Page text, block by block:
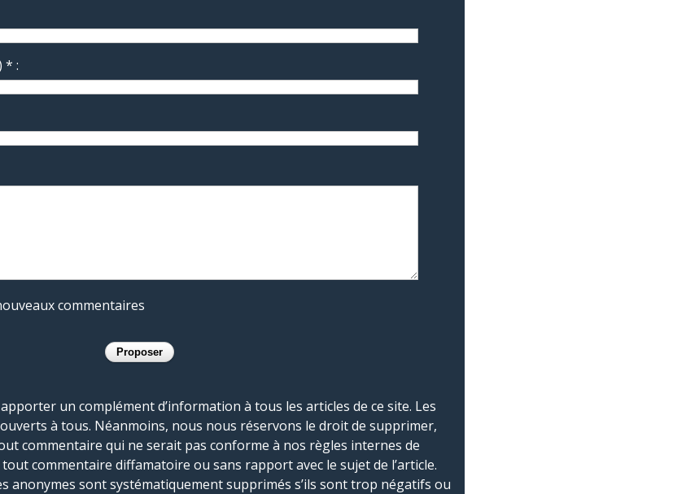
* :
commentaires
un complément d’information à tous les articles de ce site. Les
à tous. Néanmoins, nous nous réservons le droit de supprimer,
commentaire qui ne serait pas conforme à nos règles internes de
commentaire diffamatoire ou sans rapport avec le sujet de l’article.
anonymes sont systématiquement supprimés s’ils sont trop négatifs ou